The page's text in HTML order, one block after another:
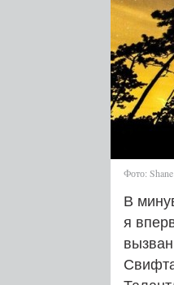
Фото:
В
я